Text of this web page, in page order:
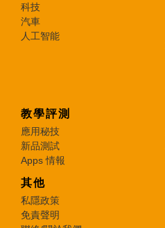
科技
汽車
人工智能
教學評測
應用秘技
新品測試
Apps 情報
其他
私隱政策
免責聲明